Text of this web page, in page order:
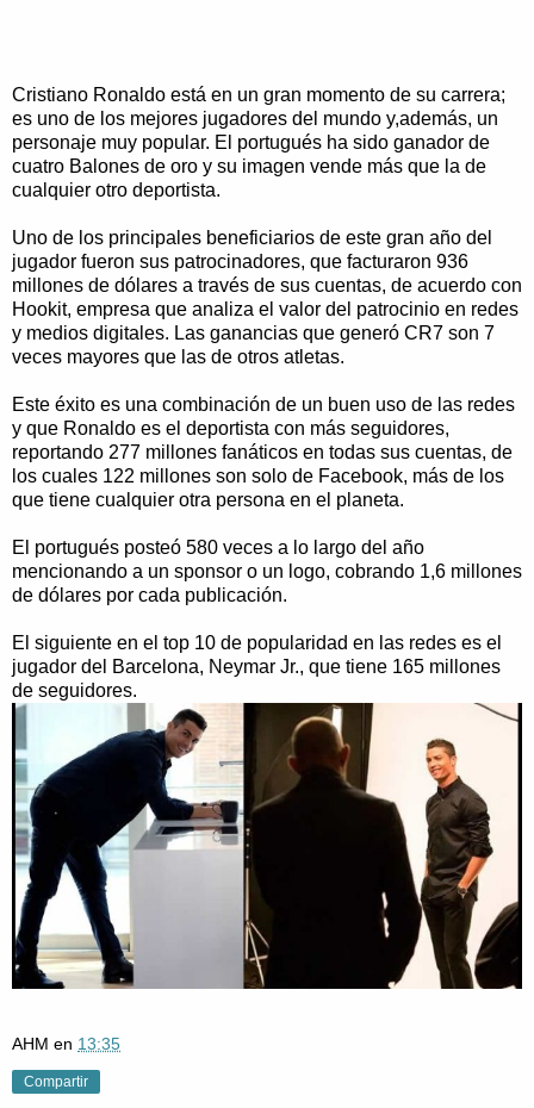
Cristiano Ronaldo está en un gran momento de su carrera;
es uno de los mejores jugadores del mundo y,además, un
personaje muy popular. El portugués ha sido ganador de
cuatro Balones de oro y su imagen vende más que la de
cualquier otro deportista.
Uno de los principales beneficiarios de este gran año del
jugador fueron sus patrocinadores, que facturaron 936
millones de dólares a través de sus cuentas, de acuerdo con
Hookit, empresa que analiza el valor del patrocinio en redes
y medios digitales. Las ganancias que generó CR7 son 7
veces mayores que las de otros atletas.
Este éxito es una combinación de un buen uso de las redes
y que Ronaldo es el deportista con más seguidores,
reportando 277 millones fanáticos en todas sus cuentas, de
los cuales 122 millones son solo de Facebook, más de los
que tiene cualquier otra persona en el planeta.
El portugués posteó 580 veces a lo largo del año
mencionando a un sponsor o un logo, cobrando 1,6 millones
de dólares por cada publicación.
El siguiente en el top 10 de popularidad en las redes es el
jugador del Barcelona, Neymar Jr., que tiene 165 millones
de seguidores.
AHM en 13:35
Compartir